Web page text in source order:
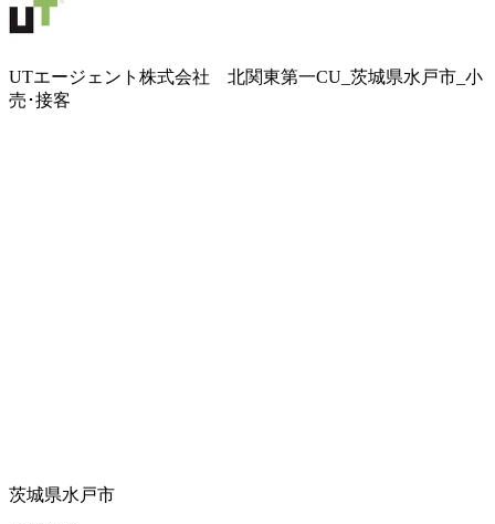
UTエージェント株式会社 北関東第一CU_茨城県水戸市_小
売･接客
茨城県水戸市